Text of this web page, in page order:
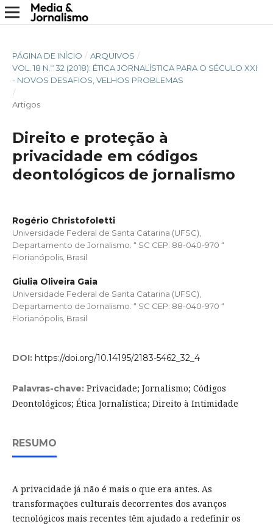
PÁGINA DE INÍCIO / ARQUIVOS /
VOL. 18 N.º 32 (2018): ÉTICA JORNALÍSTICA PARA O SÉCULO XXI
- NOVOS DESAFIOS, VELHOS PROBLEMAS
/
Artigos
Direito e proteção à
privacidade em códigos
deontológicos de jornalismo
Rogério Christofoletti
Universidade Federal de Santa Catarina (UFSC),
Departamento de Jornalismo. “ SC CEP: 88-040-970 “
Florianópolis, Brasil
Giulia Oliveira Gaia
Universidade Federal de Santa Catarina (UFSC),
Departamento de Jornalismo. “ SC CEP: 88-040-970 “
Florianópolis, Brasil
DOI: https://doi.org/10.14195/2183-5462_32_4
Palavras-chave: Privacidade; Jornalismo; Códigos
Deontológicos; Ética Jornalística; Direito à Intimidade
RESUMO
A privacidade já não é mais o que era antes. As
transformações culturais decorrentes dos avanços
tecnológicos mais recentes têm ajudado a redefinir os